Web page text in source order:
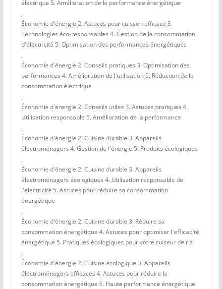
électrique 5. Amélioration de la performance énergétique
,
Économie d'énergie 2. Astuces pour cuisson efficace 3.
Technologies éco-responsables 4. Gestion de la consommation
d'électricité 5. Optimisation des performances énergétiques
,
Économie d'énergie 2. Conseils pratiques 3. Optimisation des
performances 4. Amélioration de l'utilisation 5. Réduction de la
consommation électrique
,
Économie d'énergie 2. Conseils utiles 3. Astuces pratiques 4.
Utilisation responsable 5. Amélioration de la performance
,
Économie d'énergie 2. Cuisine durable 3. Appareils
électroménagers 4. Gestion de l'énergie 5. Produits écologiques
,
Économie d'énergie 2. Cuisine durable 3. Appareils
électroménagers écologiques 4. Utilisation responsable de
l'électricité 5. Astuces pour réduire sa consommation
énergétique
,
Économie d'énergie 2. Cuisine durable 3. Réduire sa
consommation énergétique 4. Astuces pour optimiser l'efficacité
énergétique 5. Pratiques écologiques pour votre cuiseur de riz
,
Économie d'énergie 2. Cuisine écologique 3. Appareils
électroménagers efficaces 4. Astuces pour réduire la
consommation énergétique 5. Haute performance énergétique